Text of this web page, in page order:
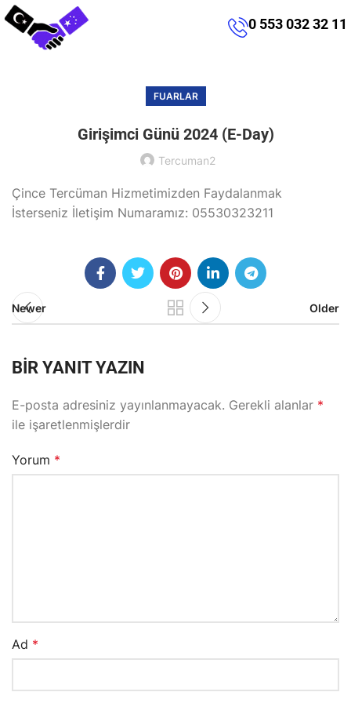
0 553 032 32 11
FUARLAR
Girişimci Günü 2024 (E-Day)
Tercuman2
Çince Tercüman Hizmetimizden Faydalanmak
İsterseniz İletişim Numaramız: 05530323211
Newer Older
BIR YANIT YAZIN
E-posta adresiniz yayınlanmayacak. Gerekli alanlar *
ile işaretlenmişlerdir
Yorum *
Ad *